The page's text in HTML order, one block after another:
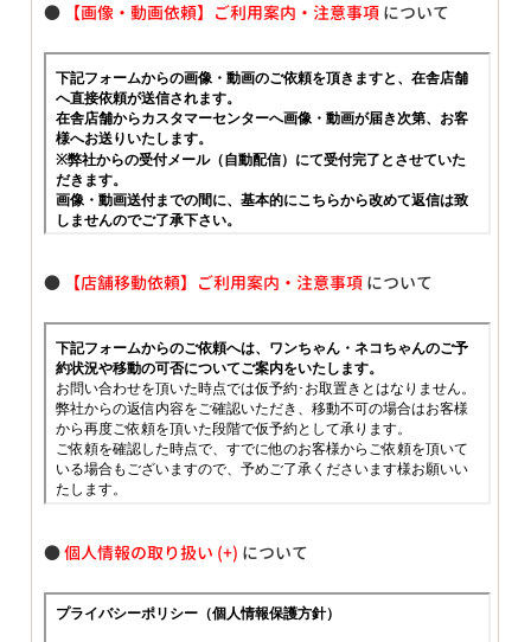
● 【画像・動画依頼】ご利用案内・注意事項 について
● 【店舗移動依頼】ご利用案内・注意事項 について
●個人情報の取り扱い について